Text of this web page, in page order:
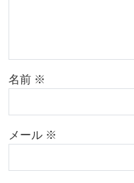
名前 ※
メール ※